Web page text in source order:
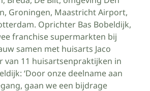
Groningen, Maastricht Airport,
Oprichter Bas Bobeldijk,
franchise supermarkten bij
samen met huisarts Jaco
van 11 huisartsenpraktijken in
‘Door onze deelname aan
gaan we een bijdrage